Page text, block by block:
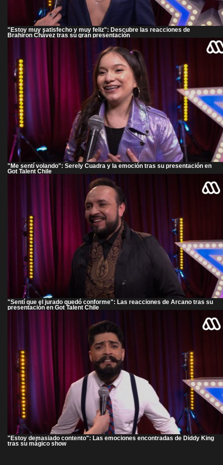
"Estoy muy satisfecho y muy feliz": Descubre las reacciones de
Brahiron Chávez tras su gran presentación
"Me sentí volando": Serely Cuadra y la emoción tras su presentación en
Got Talent Chile
"Sentí que el jurado quedó conforme": Las reacciones de Arcano tras su
presentación en Got Talent Chile
"Estoy demasiado contento": Las emociones encontradas de Diddy King
tras su mágico show